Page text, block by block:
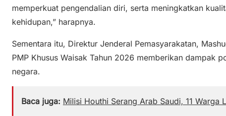
memperkuat pengendalian diri, serta meningkatkan
kehidupan,” harapnya.
Sementara itu, Direktur Jenderal Pemasyarakatan,
PMP Khusus Waisak Tahun 2026 memberikan dampak
negara.
Baca juga: Milisi Houthi Serang Arab Saudi, 11 Warga